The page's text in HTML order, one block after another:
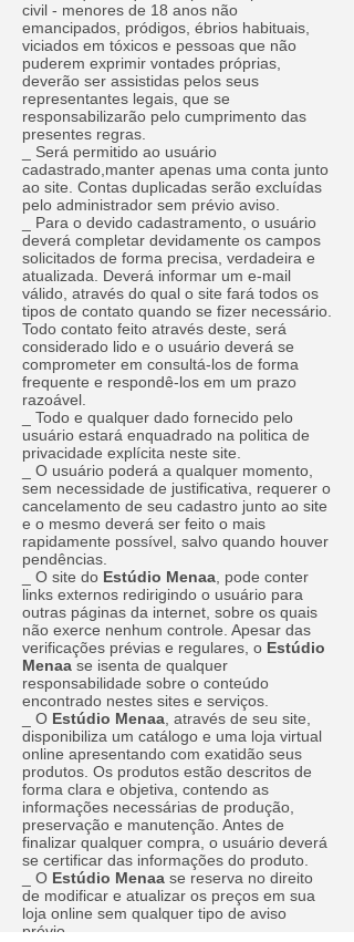
civil - menores de 18 anos não
emancipados, pródigos, ébrios habituais,
viciados em tóxicos e pessoas que não
puderem exprimir vontades próprias,
deverão ser assistidas pelos seus
representantes legais, que se
responsabilizarão pelo cumprimento das
presentes regras.
_ Será permitido ao usuário
cadastrado,manter apenas uma conta junto
ao site. Contas duplicadas serão excluídas
pelo administrador sem prévio aviso.
_ Para o devido cadastramento, o usuário
deverá completar devidamente os campos
solicitados de forma precisa, verdadeira e
atualizada. Deverá informar um e-mail
válido, através do qual o site fará todos os
tipos de contato quando se fizer necessário.
Todo contato feito através deste, será
considerado lido e o usuário deverá se
comprometer em consultá-los de forma
frequente e respondê-los em um prazo
razoável.
_ Todo e qualquer dado fornecido pelo
usuário estará enquadrado na politica de
privacidade explícita neste site.
_ O usuário poderá a qualquer momento,
sem necessidade de justificativa, requerer o
cancelamento de seu cadastro junto ao site
e o mesmo deverá ser feito o mais
rapidamente possível, salvo quando houver
pendências.
_ O site do Estúdio Menaa , pode conter
links externos redirigindo o usuário para
outras páginas da internet, sobre os quais
não exerce nenhum controle. Apesar das
verificações prévias e regulares, o Estúdio
Menaa se isenta de qualquer
responsabilidade sobre o conteúdo
encontrado nestes sites e serviços.
_ O Estúdio Menaa , através de seu site,
disponibiliza um catálogo e uma loja virtual
online apresentando com exatidão seus
produtos. Os produtos estão descritos de
forma clara e objetiva, contendo as
informações necessárias de produção,
preservação e manutenção. Antes de
finalizar qualquer compra, o usuário deverá
se certificar das informações do produto.
_ O Estúdio Menaa se reserva no direito
de modificar e atualizar os preços em sua
loja online sem qualquer tipo de aviso
prévio.